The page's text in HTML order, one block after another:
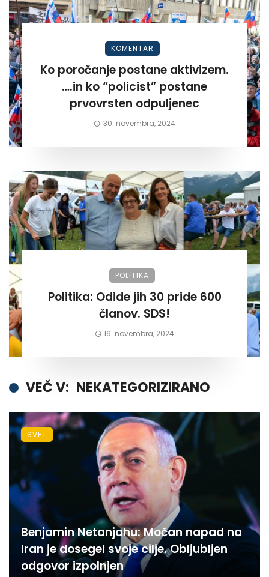
KOMENTAR
Ko poročanje postane aktivizem.
….in ko “policist” postane
prvovrsten odpuljenec
30. novembra, 2024
POLITIKA
Politika: Odide jih 30 pride 600
članov. SDS!
16. novembra, 2024
VEČ V: NEKATEGORIZIRANO
Benjamin Netanjahu: Močan napad na
Iran je dosegel svoje cilje. Obljubljen
odgovor izpolnjen
SVET